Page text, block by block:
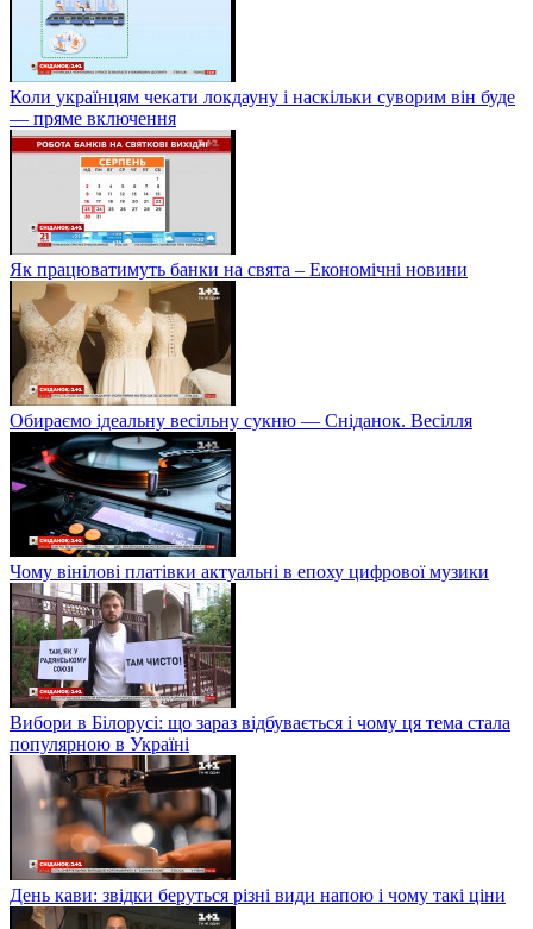
Коли українцям чекати локдауну і наскільки суворим він буде
— пряме включення
Як працюватимуть банки на свята – Економічні новини
Обираємо ідеальну весільну сукню — Сніданок. Весілля
Чому вінілові платівки актуальні в епоху цифрової музики
Вибори в Білорусі: що зараз відбувається і чому ця тема стала
популярною в Україні
День кави: звідки беруться різні види напою і чому такі ціни